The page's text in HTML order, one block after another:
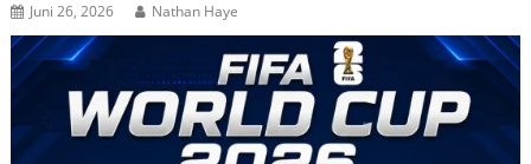
Juni 26, 2026 Nathan Haye